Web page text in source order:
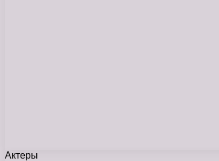
Актеры